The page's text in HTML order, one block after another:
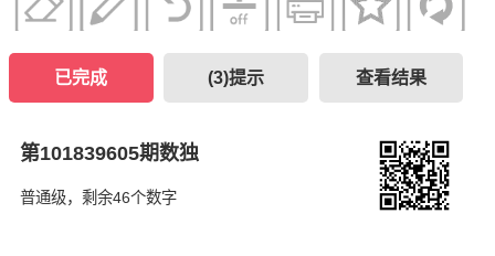
已完成 (3)提示 查看结果
第101839605期数独
普通级，剩余46个数字